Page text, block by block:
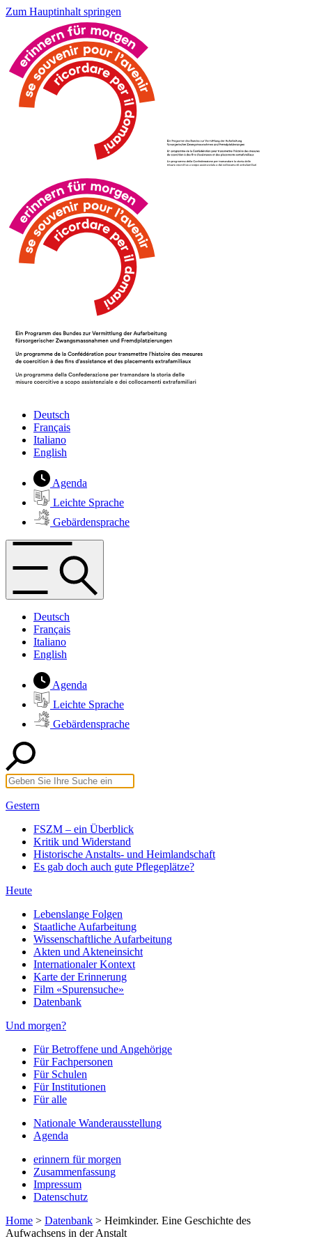
Zum Hauptinhalt springen
Deutsch
Français
Italiano
English
Agenda
Leichte Sprache
Gebärdensprache
Deutsch
Français
Italiano
English
Agenda
Leichte Sprache
Gebärdensprache
Gestern
FSZM – ein Überblick
Kritik und Widerstand
Historische Anstalts- und Heimlandschaft
Es gab doch auch gute Pflegeplätze?
Heute
Lebenslange Folgen
Staatliche Aufarbeitung
Wissenschaftliche Aufarbeitung
Akten und Akteneinsicht
Internationaler Kontext
Karte der Erinnerung
Film «Spurensuche»
Datenbank
Und morgen?
Für Betroffene und Angehörige
Für Fachpersonen
Für Schulen
Für Institutionen
Für alle
Nationale Wanderausstellung
Agenda
erinnern für morgen
Zusammenfassung
Impressum
Datenschutz
Home > Datenbank > Heimkinder. Eine Geschichte des
Aufwachsens in der Anstalt